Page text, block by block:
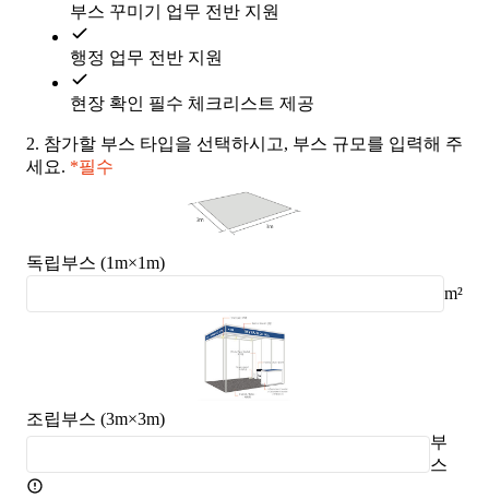
부스 꾸미기 업무 전반 지원
행정 업무 전반 지원
현장 확인 필수 체크리스트 제공
2. 참가할 부스 타입을 선택하시고, 부스 규모를 입력해 주
세요. *필수
독립부스 (1m×1m)
m²
조립부스 (3m×3m)
부
스